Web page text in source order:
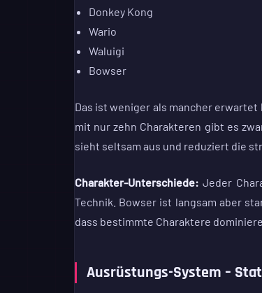
Donkey Kong
Wario
Waluigi
Bowser
Das ist weniger als mancher erwartet
mit nur zehn Charakteren gibt es
sieht seltsam aus und reduziert die
Charakter-Unterschiede: Jeder
Technik. Bowser ist langsam aber
dass bestimmte Charaktere
Ausrüstungs-System –